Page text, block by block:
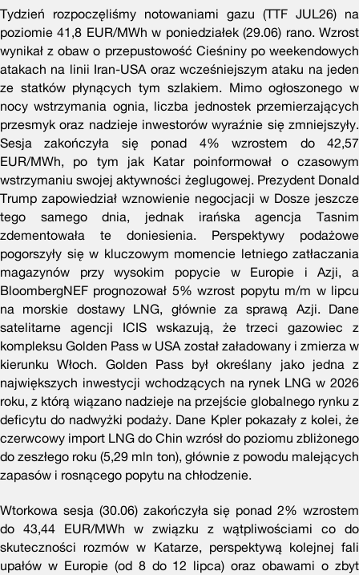
Tydzień rozpoczęliśmy notowaniami gazu (TTF JUL26) na
poziomie 41,8 EUR/MWh w poniedziałek (29.06) rano. Wzrost
wynikał z obaw o przepustowość Cieśniny po weekendowych
atakach na linii Iran-USA oraz wcześniejszym ataku na jeden
ze statków płynących tym szlakiem. Mimo ogłoszonego w
nocy wstrzymania ognia, liczba jednostek przemierzających
przesmyk oraz nadzieje inwestorów wyraźnie się zmniejszyły.
Sesja zakończyła się ponad 4% wzrostem do 42,57
EUR/MWh, po tym jak Katar poinformował o czasowym
wstrzymaniu swojej aktywności żeglugowej. Prezydent Donald
Trump zapowiedział wznowienie negocjacji w Dosze jeszcze
tego samego dnia, jednak irańska agencja Tasnim
zdementowała te doniesienia. Perspektywy podażowe
pogorszyły się w kluczowym momencie letniego zatłaczania
magazynów przy wysokim popycie w Europie i Azji, a
BloombergNEF prognozował 5% wzrost popytu m/m w lipcu
na morskie dostawy LNG, głównie za sprawą Azji. Dane
satelitarne agencji ICIS wskazują, że trzeci gazowiec z
kompleksu Golden Pass w USA został załadowany i zmierza w
kierunku Włoch. Golden Pass był określany jako jedna z
największych inwestycji wchodzących na rynek LNG w 2026
roku, z którą wiązano nadzieje na przejście globalnego rynku z
deficytu do nadwyżki podaży. Dane Kpler pokazały z kolei, że
czerwcowy import LNG do Chin wzrósł do poziomu zbliżonego
do zeszłego roku (5,29 mln ton), głównie z powodu malejących
zapasów i rosnącego popytu na chłodzenie.
Wtorkowa sesja (30.06) zakończyła się ponad 2% wzrostem
do 43,44 EUR/MWh w związku z wątpliwościami co do
skuteczności rozmów w Katarze, perspektywą kolejnej fali
upałów w Europie (od 8 do 12 lipca) oraz obawami o zbyt